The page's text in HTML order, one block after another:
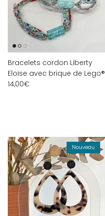
Bracelets cordon Liberty
Eloïse avec brique de Lego®
14,00€
Nouveau